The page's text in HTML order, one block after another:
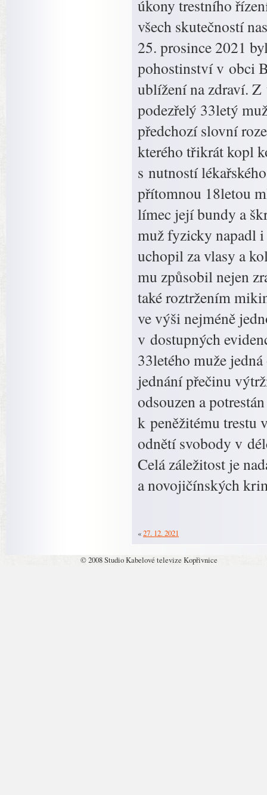
úkony trestního
všech skutečností
25. prosince 2021
pohostinství v obci
ublížení na zdraví.
podezřelý 33letý
předchozí slovní
kterého třikrát kopl
s nutností
přítomnou 18letou
límec její bundy a
muž fyzicky napadl
uchopil za vlasy a
mu způsobil nejen
také roztržením
ve výši nejméně
v dostupných
33letého muže
jednání přečinu
odsouzen a
k peněžitému trestu
odnětí svobody v
Celá záležitost je
a novojičínských
«27. 12. 2021
© 2008 Studio Kabelové televize Kopřivnice